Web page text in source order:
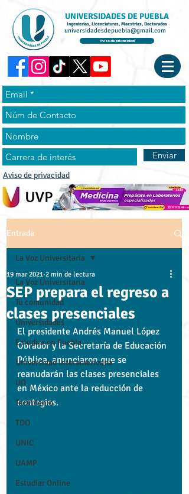
UNIVERSIDADES DE PUEBLA
Ingenierías, Licenciaturas, Maestrías, Doctorados
universidadesdepuebla@gmail.com
Aviso de privacidad
Enviar
Aviso de privacidad
Entrada
La Voz Universitaria
Tu comunidad
Universidades
Estudiar en Puebla
Universidad Interamericana
UO
Tecmilenio
TDO
UNIC
UAMP
Estudiar Online
La Voz Universitaria
SEP prepara el regreso a
clases presenciales
19 mar 2021 2 min de lectura
El presidente Andrés Manuel López
Obrador y la Secretaría de Educación
Pública, anunciaron que se
reanudarán las clases presenciales
en México ante la reducción de
contagios.